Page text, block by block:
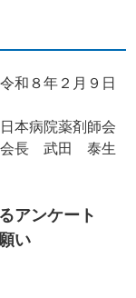
令和８年２月９日
本病院薬剤師会
会長 武田 泰生
アンケート
い